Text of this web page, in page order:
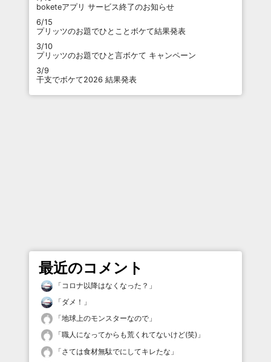
boketeアプリ サービス終了のお知らせ
6/15
プリッツのお題でひとことボケて結果発表
3/10
プリッツのお題でひと言ボケて キャンペーン
3/9
干支でボケて2026 結果発表
最近のコメント
「 コロナ以降はなくなった？ 」
「ダメ！ 」
「地球上のモンスターなので 」
「職人になってからも荒くれてないけど(笑) 」
「さては食材無駄でにしてキレたな 」